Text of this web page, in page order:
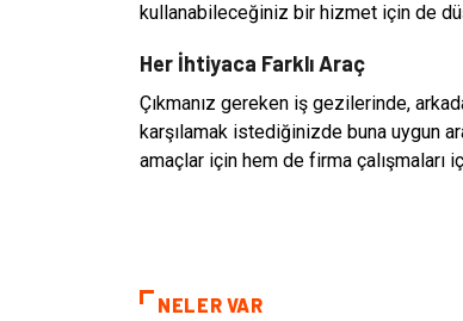
kullanabileceğiniz bir hizmet için de
Her İhtiyaca Farklı Araç
Çıkmanız gereken iş gezilerinde,
karşılamak istediğinizde buna uygun
amaçlar için hem de firma çalışmaları
NELER VAR